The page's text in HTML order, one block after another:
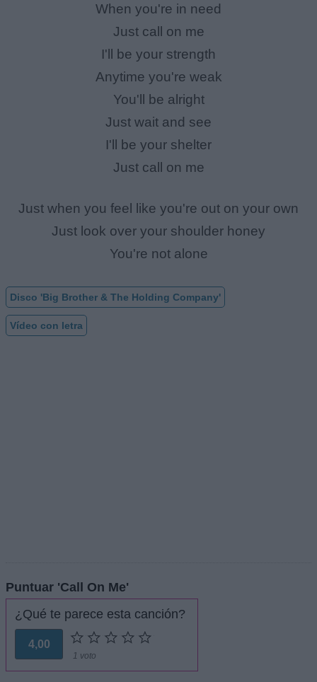
When you're in need
Just call on me
I'll be your strength
Anytime you're weak
You'll be alright
Just wait and see
I'll be your shelter
Just call on me
Just when you feel like you're out on your own
Just look over your shoulder honey
You're not alone
Disco 'Big Brother & The Holding Company'
Vídeo con letra
Puntuar 'Call On Me'
¿Qué te parece esta canción?
4,00
1 voto